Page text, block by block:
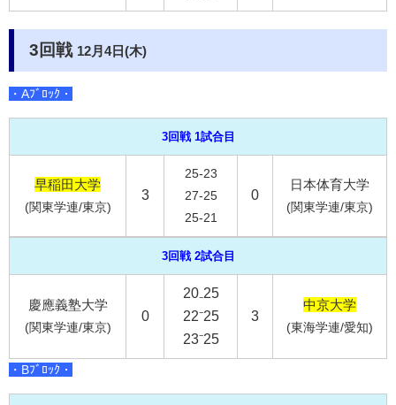
3回戦 12月4日(木)
・Aﾌﾞﾛｯｸ・
3回戦 1試合目
早稲田大学
(関東学連/東京)
3
25-23
27-25
25-21
0
日本体育大学
(関東学連/東京)
3回戦 2試合目
慶應義塾大学
(関東学連/東京)
0
20₋25
22⁻25
23⁻25
3
中京大学
(東海学連/愛知)
・Bﾌﾞﾛｯｸ・